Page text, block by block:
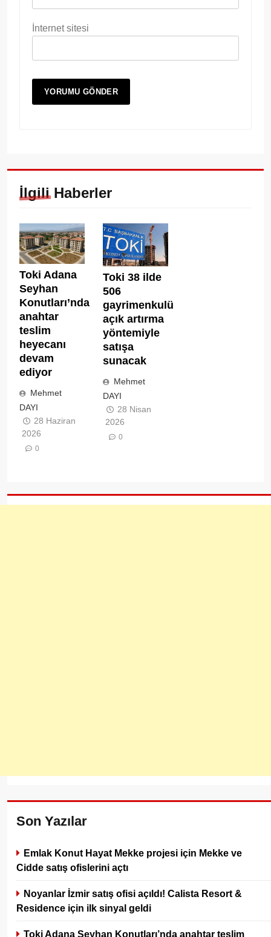
İnternet sitesi
İlgili Haberler
Toki Adana
Seyhan
Konutları’nda
anahtar
teslim
heyecanı
devam
ediyor
Mehmet
DAYI
28 Haziran
2026
0
Toki 38 ilde
506
gayrimenkulü
açık artırma
yöntemiyle
satışa
sunacak
Mehmet
DAYI
28 Nisan
2026
0
Son Yazılar
Emlak Konut Hayat Mekke projesi için Mekke ve
Cidde satış ofislerini açtı
Noyanlar İzmir satış ofisi açıldı! Calista Resort &
Residence için ilk sinyal geldi
Toki Adana Seyhan Konutları’nda anahtar teslim